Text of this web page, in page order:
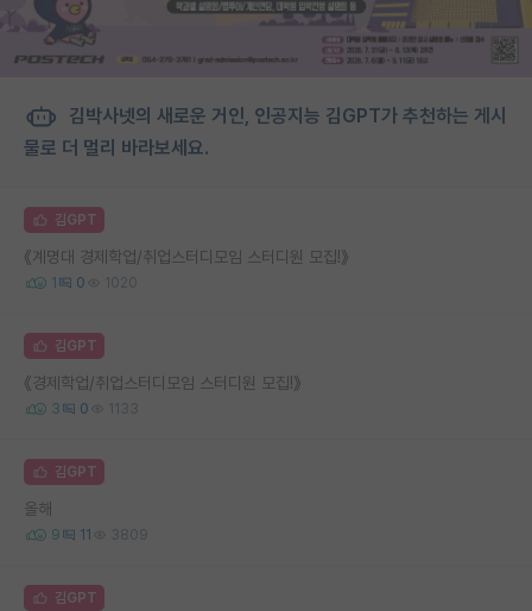
김박사넷의 새로운 거인, 인공지능 김GPT가 추천하는 게시
물로 더 멀리 바라보세요.
김GPT
《계명대 경제학업/취업스터디모임 스터디원 모집!》
1 0 1020
김GPT
《경제학업/취업스터디모임 스터디원 모집!》
3 0 1133
김GPT
올해
9 11 3809
김GPT